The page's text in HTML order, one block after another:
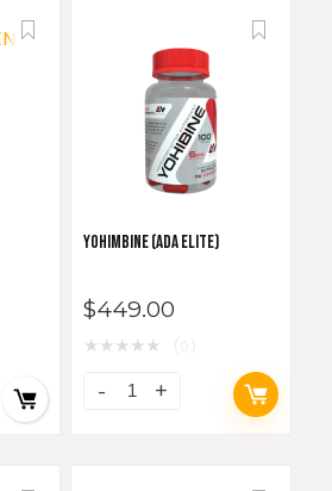
YOHIMBINE (ADA ELITE)
$449.00
★★★★★